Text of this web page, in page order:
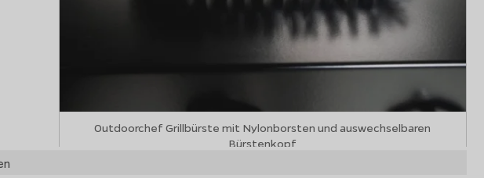
Outdoorchef Grillbürste mit Nylonborsten und auswechselbaren
Bürstenkopf